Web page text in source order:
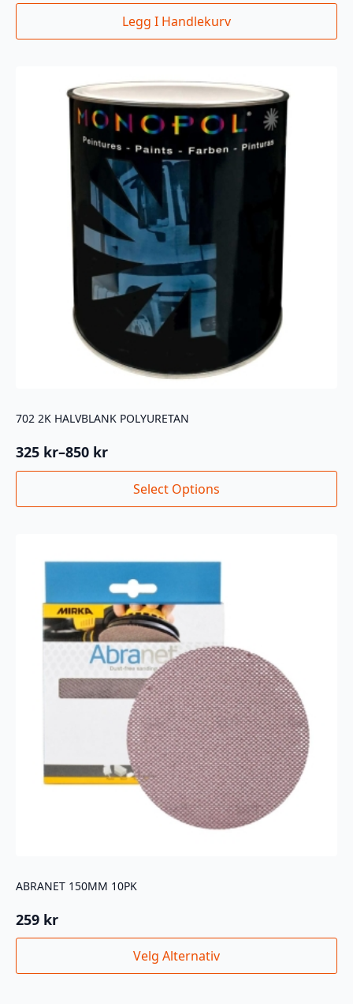
Legg I Handlekurv
702 2K HALVBLANK POLYURETAN
325 kr–850 kr
Prisområde:
325 kr
850 kr
Select Options
Dette
Alternativene
velges
produktsiden
ABRANET 150MM 10PK
259 kr
Velg Alternativ
Dette